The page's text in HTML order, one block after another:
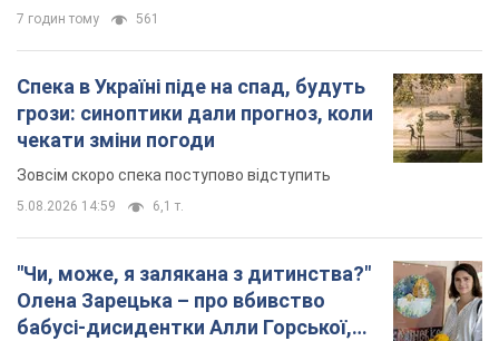
7 годин тому 561
Спека в Україні піде на спад, будуть
грози: синоптики дали прогноз, коли
чекати зміни погоди
Зовсім скоро спека поступово відступить
5.08.2026 14:59 6,1 т.
"Чи, може, я залякана з дитинства?"
Олена Зарецька – про вбивство
бабусі-дисидентки Алли Горської,